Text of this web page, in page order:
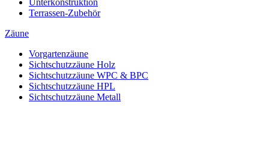
Unterkonstruktion
Terrassen-Zubehör
Zäune
Vorgartenzäune
Sichtschutzzäune Holz
Sichtschutzzäune WPC & BPC
Sichtschutzzäune HPL
Sichtschutzzäune Metall